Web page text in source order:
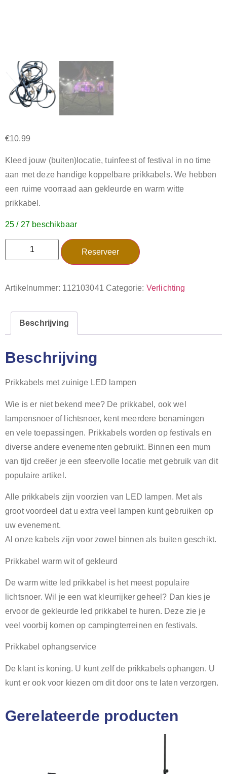
€10.99
Kleed jouw (buiten)locatie, tuinfeest of festival in no time
aan met deze handige koppelbare prikkabels. We hebben
een ruime voorraad aan gekleurde en warm witte
prikkabel.
25 / 27 beschikbaar
Reserveer
Artikelnummer: 112103041 Categorie: Verlichting
Beschrijving
Beschrijving
Prikkabels met zuinige LED lampen
Wie is er niet bekend mee? De prikkabel, ook wel
lampensnoer of lichtsnoer, kent meerdere benamingen
en vele toepassingen. Prikkabels worden op festivals en
diverse andere evenementen gebruikt. Binnen een mum
van tijd creëer je een sfeervolle locatie met gebruik van dit
populaire artikel.
Alle prikkabels zijn voorzien van LED lampen. Met als
groot voordeel dat u extra veel lampen kunt gebruiken op
uw evenement.
Al onze kabels zijn voor zowel binnen als buiten geschikt.
Prikkabel warm wit of gekleurd
De warm witte led prikkabel is het meest populaire
lichtsnoer. Wil je een wat kleurrijker geheel? Dan kies je
ervoor de gekleurde led prikkabel te huren. Deze zie je
veel voorbij komen op campingterreinen en festivals.
Prikkabel ophangservice
De klant is koning. U kunt zelf de prikkabels ophangen. U
kunt er ook voor kiezen om dit door ons te laten verzorgen.
Gerelateerde producten